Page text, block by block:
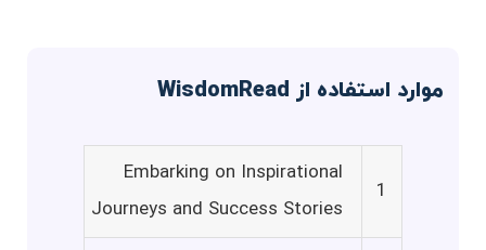
موارد استفاده از WisdomRead
1
Embarking on Inspirational
Journeys and Success Stories